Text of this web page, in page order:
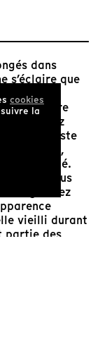
dans
s’éclaire que
la lumière
assez
si la cinéaste
la fraternité.
en tous
chez
vieilli durant
partie des
cookies
la